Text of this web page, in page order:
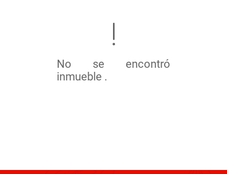
No se encontró
inmueble .